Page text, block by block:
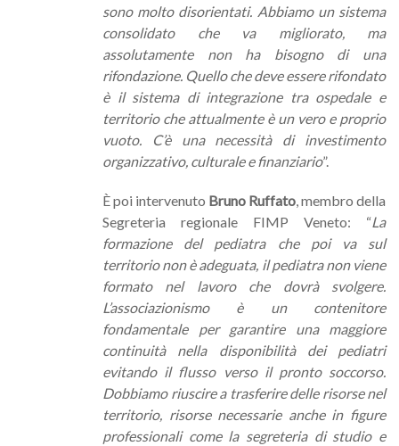
sono molto disorientati. Abbiamo un sistema
consolidato che va migliorato, ma
assolutamente non ha bisogno di una
rifondazione. Quello che deve essere rifondato
è il sistema di integrazione tra ospedale e
territorio che attualmente è un vero e proprio
vuoto. C’è una necessità di investimento
organizzativo, culturale e finanziario”.
È poi intervenuto Bruno Ruffato, membro della
Segreteria regionale FIMP Veneto: “La
formazione del pediatra che poi va sul
territorio non è adeguata, il pediatra non viene
formato nel lavoro che dovrà svolgere.
L’associazionismo è un contenitore
fondamentale per garantire una maggiore
continuità nella disponibilità dei pediatri
evitando il flusso verso il pronto soccorso.
Dobbiamo riuscire a trasferire delle risorse nel
territorio, risorse necessarie anche in figure
professionali come la segreteria di studio e